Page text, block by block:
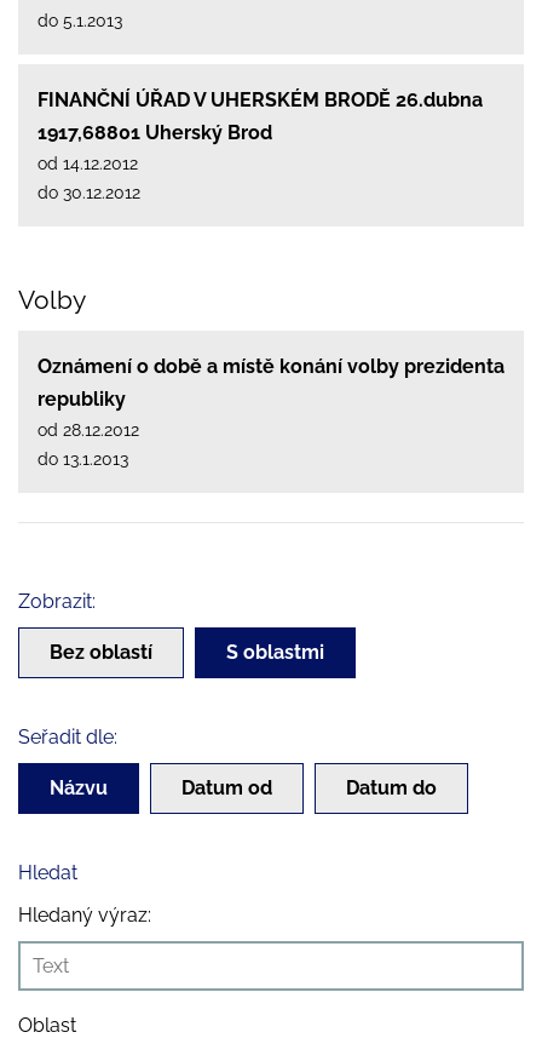
do 5.1.2013
FINANČNÍ ÚŘAD V UHERSKÉM BRODĚ 26.dubna
1917,68801 Uherský Brod
od 14.12.2012
do 30.12.2012
Volby
Oznámení o době a místě konání volby prezidenta
republiky
od 28.12.2012
do 13.1.2013
Zobrazit:
Bez oblastí S oblastmi
Seřadit dle:
Názvu Datum od Datum do
Hledat
Hledaný výraz:
Oblast